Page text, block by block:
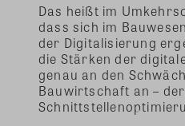
Das heißt im
dass sich im
der Digitalisierung
die Stärken der
genau an den
Bauwirtschaft an –